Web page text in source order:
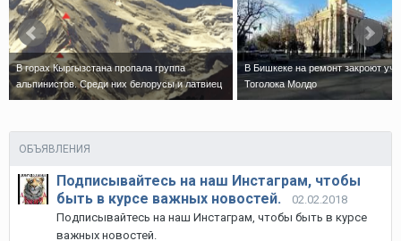
В горах Кыргызстана пропала группа
альпинистов. Среди них белорусы и латвиец
В Бишкеке на ремонт закроют
Тоголока Молдо
ОБЪЯВЛЕНИЯ
Подписывайтесь на наш Инстаграм, чтобы
быть в курсе важных новостей.
02.02.2018
Подписывайтесь на наш Инстаграм, чтобы быть в курсе
важных новостей.